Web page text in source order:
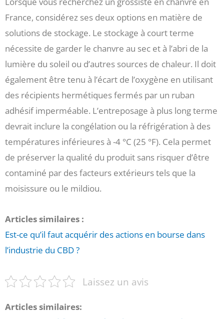
France, considérez ses deux options en matière de
solutions de stockage. Le stockage à court terme
nécessite de garder le chanvre au sec et à l’abri de la
lumière du soleil ou d’autres sources de chaleur. Il doit
également être tenu à l’écart de l’oxygène en utilisant
des récipients hermétiques fermés par un ruban
adhésif imperméable. L’entreposage à plus long terme
devrait inclure la congélation ou la réfrigération à des
températures inférieures à -4 °C (25 °F). Cela permet
de préserver la qualité du produit sans risquer d’être
contaminé par des facteurs extérieurs tels que la
moisissure ou le mildiou.
Articles similaires :
Est-ce qu’il faut acquérir des actions en bourse dans
l’industrie du CBD ?
Laissez un avis
Articles similaires: